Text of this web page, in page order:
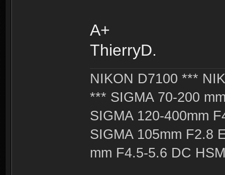
A+
ThierryD.
NIKON D7100 ***
*** SIGMA 70-200
SIGMA 120-400mm
SIGMA 105mm F2.8
mm F4.5-5.6 DC